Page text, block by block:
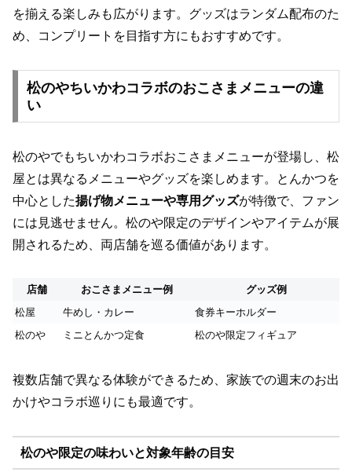
を揃える楽しみも広がります。グッズはランダム配布のた
め、コンプリートを目指す方にもおすすめです。
松のやちいかわコラボのおこさまメニューの違
い
松のやでもちいかわコラボおこさまメニューが登場し、松
屋とは異なるメニューやグッズを楽しめます。とんかつを
中心とした揚げ物メニューや専用グッズが特徴で、ファン
には見逃せません。松のや限定のデザインやアイテムが展
開されるため、両店舗を巡る価値があります。
店舗 おこさまメニュー例
グッズ例
松屋
牛めし・カレー
食券キーホルダー
松のや
ミニとんかつ定食 松のや限定フィギュア
複数店舗で異なる体験ができるため、家族での週末のお出
かけやコラボ巡りにも最適です。
松のや限定の味わいと対象年齢の目安